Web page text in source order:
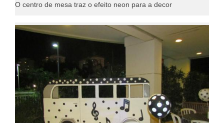
O centro de mesa traz o efeito neon para a decor